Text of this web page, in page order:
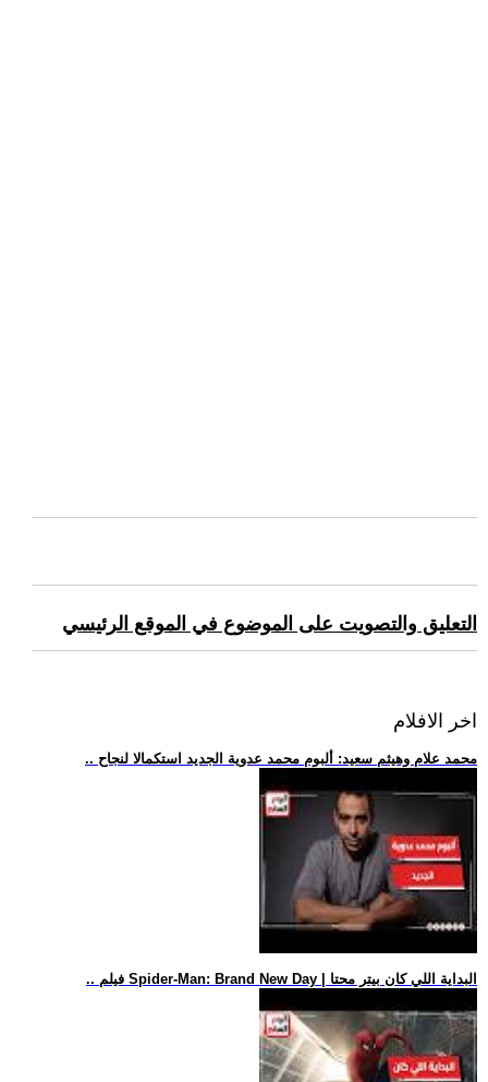
التعليق والتصويت على الموضوع في الموقع الرئيسي
اخر الافلام
.. محمد علام وهيثم سعيد: ألبوم محمد عدوية الجديد استكمالا لنجاح
.. فيلم Spider-Man: Brand New Day | البداية اللي كان بيتر محتا